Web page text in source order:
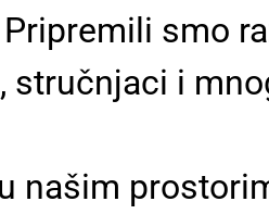
smo
stručnjaci i
našim